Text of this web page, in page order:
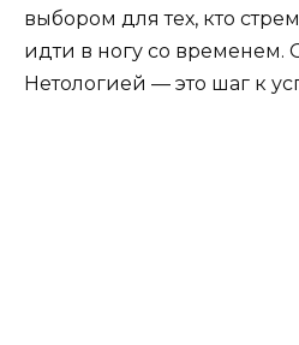
выбором для тех, кто
идти в ногу со временем.
Нетологией — это шаг к